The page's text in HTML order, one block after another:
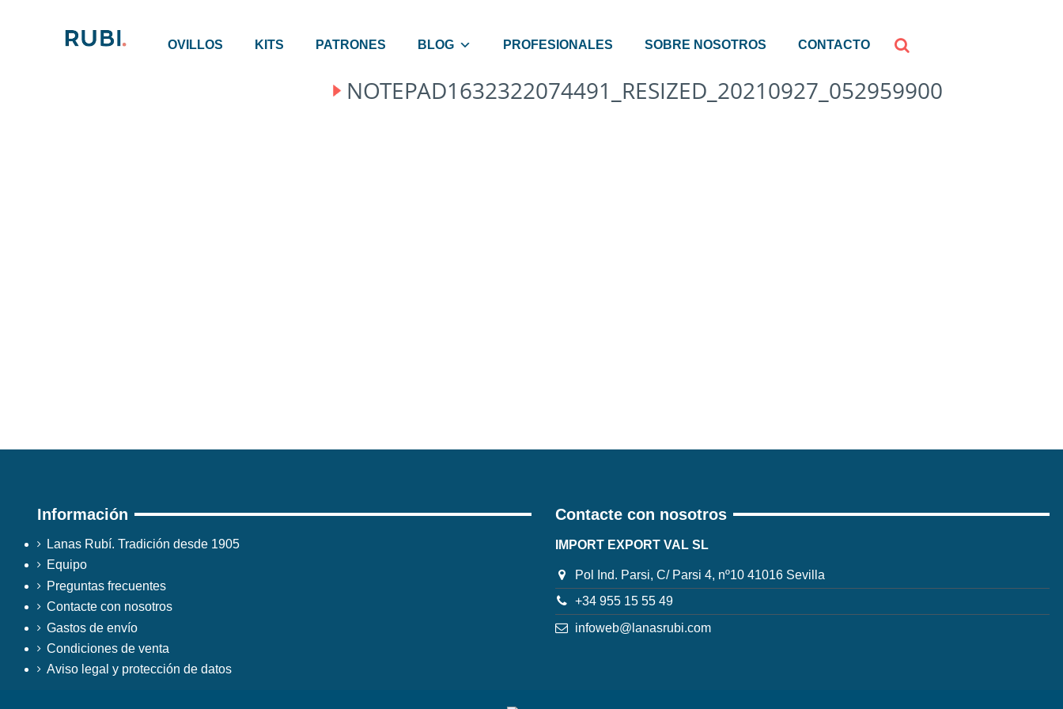
OVILLOS KITS PATRONES BLOG PROFESIONALES SOBRE NOSOTROS CONTACTO
NOTEPAD1632322074491_RESIZED_20210927_052959900
Información
Lanas Rubí. Tradición desde 1905
Equipo
Preguntas frecuentes
Contacte con nosotros
Gastos de envío
Condiciones de venta
Aviso legal y protección de datos
Contacte con nosotros
IMPORT EXPORT VAL SL
Pol Ind. Parsi, C/ Parsi 4, nº10 41016 Sevilla
+34 955 15 55 49
infoweb@lanasrubi.com